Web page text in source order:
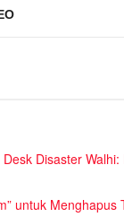
Disaster Walhi:
untuk Menghapus